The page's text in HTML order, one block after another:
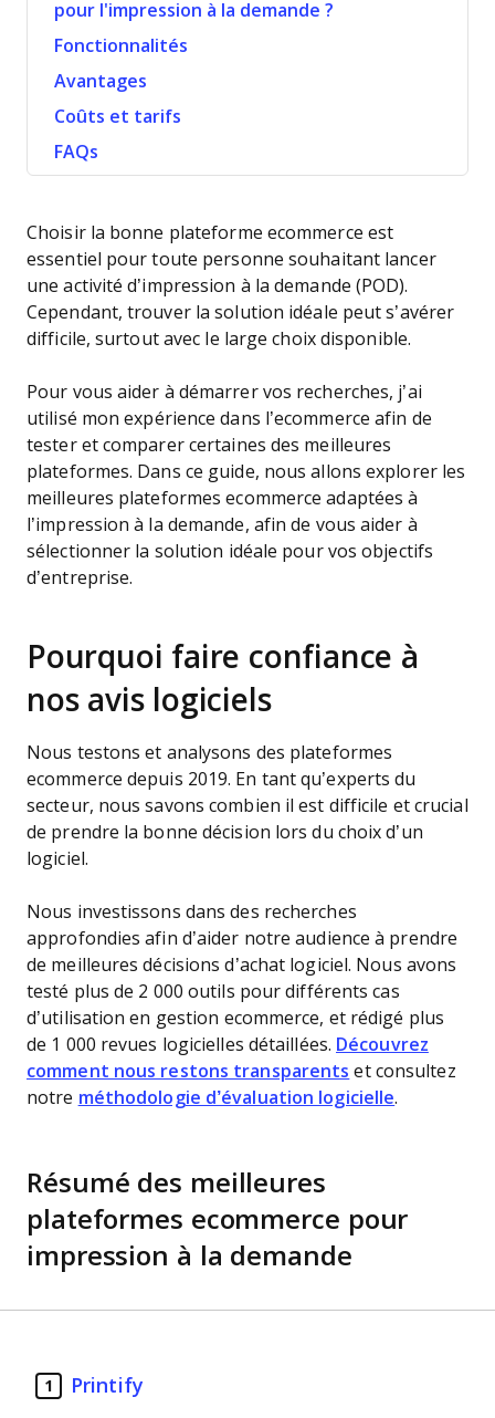
pour l'impression à la demande ?
Fonctionnalités
Avantages
Coûts et tarifs
FAQs
Choisir la bonne plateforme ecommerce est
essentiel pour toute personne souhaitant lancer
une activité d’impression à la demande (POD).
Cependant, trouver la solution idéale peut s’avérer
difficile, surtout avec le large choix disponible.
Pour vous aider à démarrer vos recherches, j’ai
utilisé mon expérience dans l’ecommerce afin de
tester et comparer certaines des meilleures
plateformes. Dans ce guide, nous allons explorer les
meilleures plateformes ecommerce adaptées à
l’impression à la demande, afin de vous aider à
sélectionner la solution idéale pour vos objectifs
d’entreprise.
Pourquoi faire confiance à
nos avis logiciels
Nous testons et analysons des plateformes
ecommerce depuis 2019. En tant qu’experts du
secteur, nous savons combien il est difficile et crucial
de prendre la bonne décision lors du choix d’un
logiciel.
Nous investissons dans des recherches
approfondies afin d’aider notre audience à prendre
de meilleures décisions d’achat logiciel. Nous avons
testé plus de 2 000 outils pour différents cas
d’utilisation en gestion ecommerce, et rédigé plus
de 1 000 revues logicielles détaillées. Découvrez
comment nous restons transparents et consultez
notre méthodologie d’évaluation logicielle.
Résumé des meilleures
plateformes ecommerce pour
impression à la demande
1 Printify